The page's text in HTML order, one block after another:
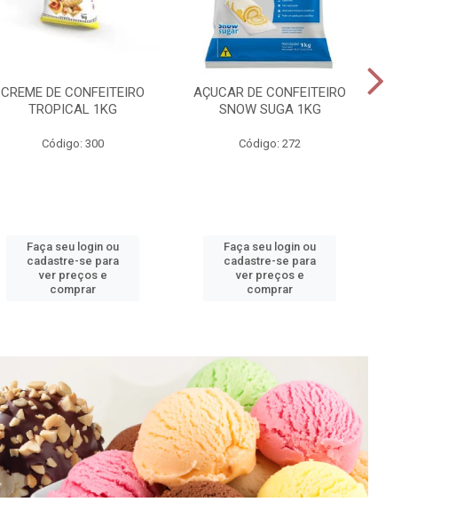
CREME DE CONFEITEIRO
TROPICAL 1KG
Código: 300
Faça seu login ou
cadastre-se para
ver preços e
comprar
AÇUCAR DE CONFEITEIRO
SNOW SUGA 1KG
Código: 272
Faça seu login ou
cadastre-se para
ver preços e
comprar